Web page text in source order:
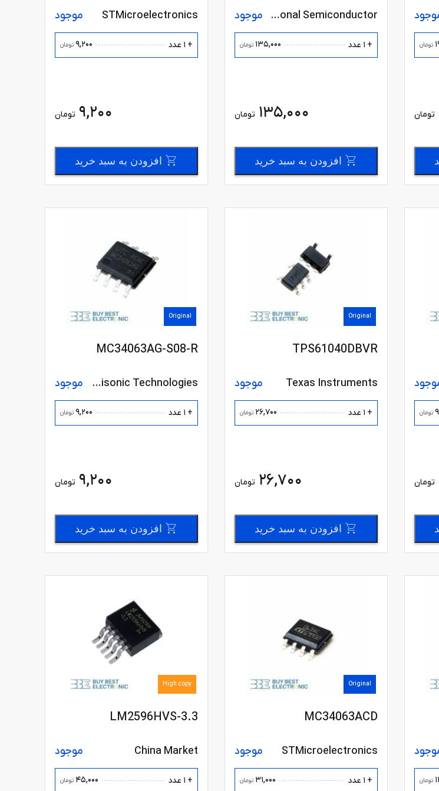
تومان
تومان
National Semiconductor موجود
+ 1 عدد 135,000 تومان
135,000 تومان
افزودن به سبد خرید
STMicroelectronics موجود
+ 1 عدد 9,200 تومان
9,200 تومان
افزودن به سبد خرید
تومان
تومان
Original
TPS61040DBVR
Texas Instruments موجود
+ 1 عدد 26,700 تومان
26,700 تومان
افزودن به سبد خرید
Original
MC34063AG-S08-R
Unisonic Technologies موجود
+ 1 عدد 9,200 تومان
9,200 تومان
افزودن به سبد خرید
تومان
Original
MC34063ACD
STMicroelectronics موجود
+ 1 عدد 31,000 تومان
High copy
LM2596HVS-3.3
China Market موجود
+ 1 عدد 45,000 تومان